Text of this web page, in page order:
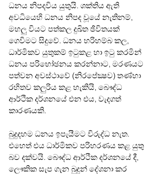
ධනය නිපදවිය යුතුයි. ශක්තිය ඇති
අවධියෙහි ධනය නිපද වූයේ නැතිනම්,
මහලු වියට පත්කල දුඛිත ඡීවිතයක්
ගෙවිමට සිදුවේ. ධනය හරිහම්බ කල,
ධාර්මිකව යුතුකම් ඉටුකළ හා ඉටු කරමින්
ධනය පරිභෝඡනය කරන්නාට, මරණයට
පත්වන අවස්ථාවේ (නිරපේක්‍ෂව) තණ්හා
රහිතව කලුරිය කළ හැකියි, බෞද්ධ
ආර්ථික දර්ශනයේ එන එය, වැදගත්
කාරණයකි.
බුදුදහම ධනය ඉපැයීමට විරුද්ධ නැත.
එහෙත් එය ධාර්මිකව පරිහරණය කළ යුතු
බව දක්වයි. බෞද්ධ ආර්ථික දර්ශනයේ දී,
ලෞකික සැප ගැන බුදුන් දේශනා කර